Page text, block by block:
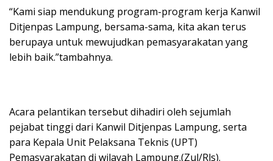
“Kami siap mendukung program-program kerja Kanwil
Ditjenpas Lampung, bersama-sama, kita akan terus
berupaya untuk mewujudkan pemasyarakatan yang
lebih baik.”tambahnya.
Acara pelantikan tersebut dihadiri oleh sejumlah
pejabat tinggi dari Kanwil Ditjenpas Lampung, serta
para Kepala Unit Pelaksana Teknis (UPT)
Pemasyarakatan di wilayah Lampung.(Zul/Rls).